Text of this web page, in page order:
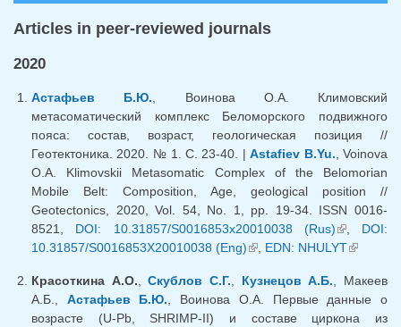
Articles in peer-reviewed journals
2020
Астафьев Б.Ю. , Воинова О.А. Климовский
метасоматический комплекс Беломорского подвижного
пояса: состав, возраст, геологическая позиция //
Геотектоника. 2020. № 1. С. 23-40. |Astafiev B.Yu. , Voinova
O.A. Klimovskii Metasomatic Complex of the Belomorian
Mobile Belt: Composition, Age, geological position //
Geotectonics, 2020, Vol. 54, No. 1, pp. 19-34. ISSN 0016-
8521, DOI: 10.31857/S0016853x20010038 (Rus)(link is
external)
, DOI:
10.31857/S0016853X20010038 (Eng)(link is external)
EDN: NHULYT(link is
Красоткина А.О. ,Скублов С.Г. Кузнецов А.Б. , Макеев
А.Б., Астафьев Б.Ю. , Воинова О.А. Первые данные о
возрасте (U-Pb, SHRIMP-II) и составе циркона из